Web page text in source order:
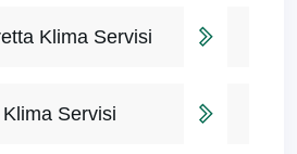
Klima Servisi
Servisi